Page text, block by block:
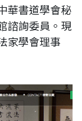
華書道學會秘
諮詢委員。現
家學會理事